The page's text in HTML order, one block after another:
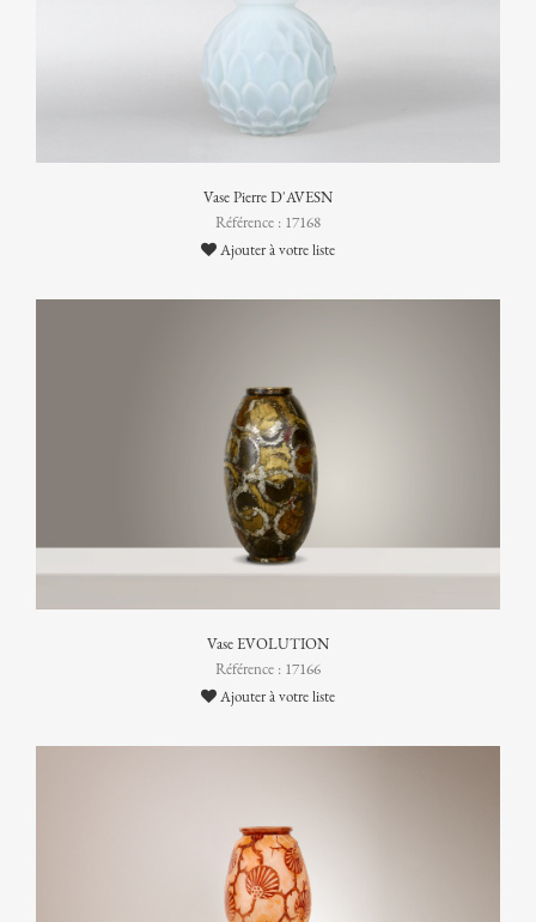
Vase Pierre D'AVESN
Référence : 17168
Ajouter à votre liste
Vase EVOLUTION
Référence : 17166
Ajouter à votre liste